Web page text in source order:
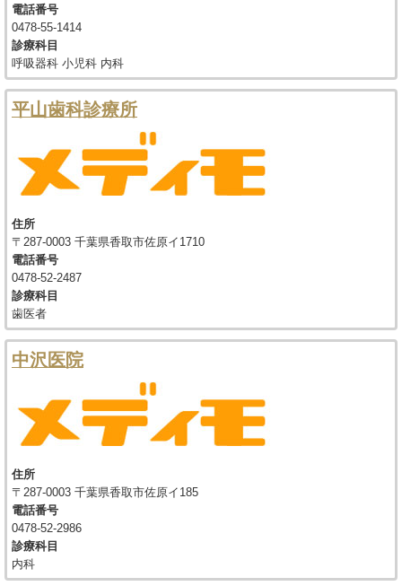
電話番号
0478-55-1414
診療科目
呼吸器科 小児科 内科
平山歯科診療所
住所
〒287-0003 千葉県香取市佐原イ1710
電話番号
0478-52-2487
診療科目
歯医者
中沢医院
住所
〒287-0003 千葉県香取市佐原イ185
電話番号
0478-52-2986
診療科目
内科